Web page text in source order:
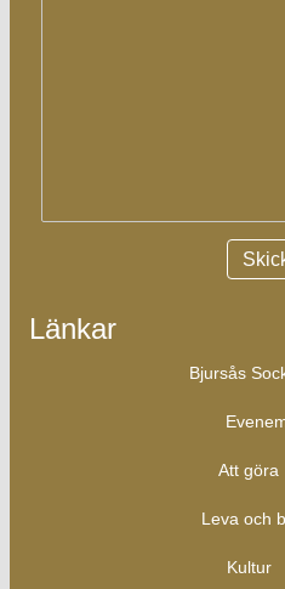
Länkar
Bjursås
Att göra
Leva och
Kultur